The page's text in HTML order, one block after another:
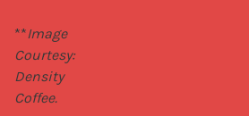
**Image
Courtesy:
Density
Coffee.